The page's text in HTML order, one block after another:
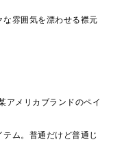
雰囲気を漂わせる襟元
アメリカブランドのペイ
ム。普通だけど普通じ